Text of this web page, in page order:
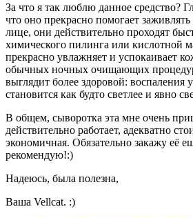
За что я так люблю данное средство?
что оно прекрасно помогает
лице, они действительно проходят
химического пилинга или кислотной
прекрасно увлажняет и успокаивает
обычных ночных очищающих
выглядит более здоровой: воспаления
становится как будто светлее и явно
В общем, сыворотка эта мне очень
действительно работает, адекватно
экономичная. Обязательно закажу её
рекомендую!:)
Надеюсь, была полезна,
Ваша Vellcat. :)